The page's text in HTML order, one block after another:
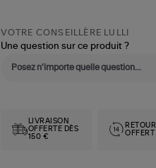
VOTRE CONSEILLÈRE LULLI
Une question sur ce produit ?
LIVRAISON
OFFERTE DÈS
150 €
RETOUR
OFFERT